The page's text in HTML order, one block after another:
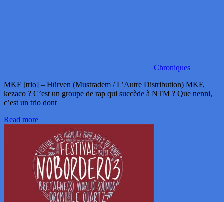
Chroniques
MKF [trio] – Hürven (Mustradem / L’Autre Distribution) MKF,
kezaco ? C’est un groupe de rap qui succède à NTM ? Que nenni,
c’est un trio dont
Read more